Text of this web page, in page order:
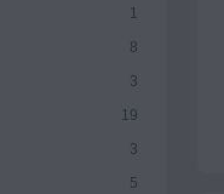
1
8
3
19
3
5